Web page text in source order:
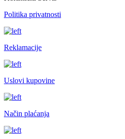
Politika privatnosti
Reklamacije
Uslovi kupovine
Način plaćanja